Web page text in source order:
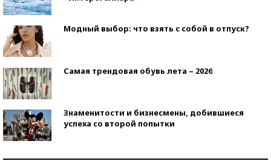
Модный выбор: что взять с собой в отпуск?
Самая трендовая обувь лета – 2026
Знаменитости и бизнесмены, добившиеся
успеха со второй попытки